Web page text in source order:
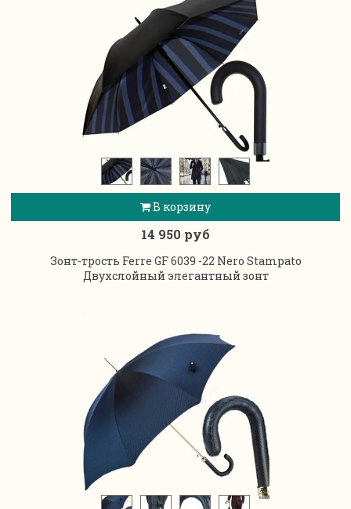
В корзину
14 950 руб
Зонт-трость Ferre GF 6039 -22 Nero Stampato
Двухслойный элегантный зонт